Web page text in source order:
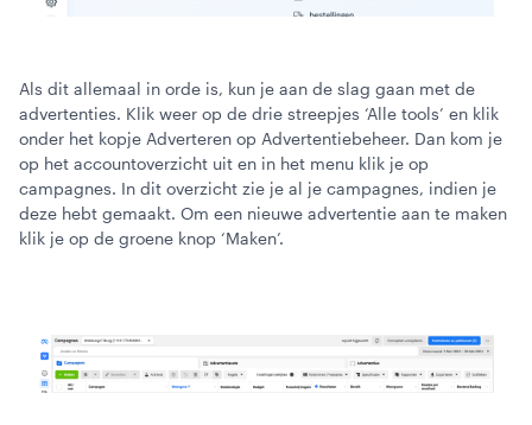
Als dit allemaal in orde is, kun je aan de slag gaan met de
advertenties. Klik weer op de drie streepjes ‘Alle tools’ en klik
onder het kopje Adverteren op Advertentiebeheer. Dan kom je
op het accountoverzicht uit en in het menu klik je op
campagnes. In dit overzicht zie je al je campagnes, indien je
deze hebt gemaakt. Om een nieuwe advertentie aan te maken
klik je op de groene knop ‘Maken’.